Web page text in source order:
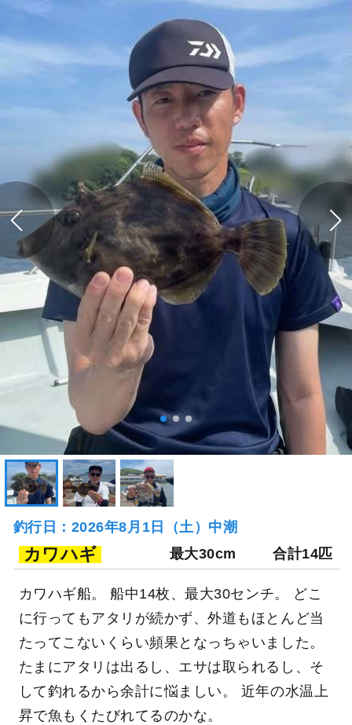
釣行日：2026年8月1日（土）中潮
カワハギ 最大30cm 合計14匹
カワハギ船。 船中14枚、最大30センチ。 どこ
に行ってもアタリが続かず、外道もほとんど当
たってこないくらい頻果となっちゃいました。
たまにアタリは出るし、エサは取られるし、そ
して釣れるから余計に悩ましい。 近年の水温上
昇で魚もくたびれてるのかな。